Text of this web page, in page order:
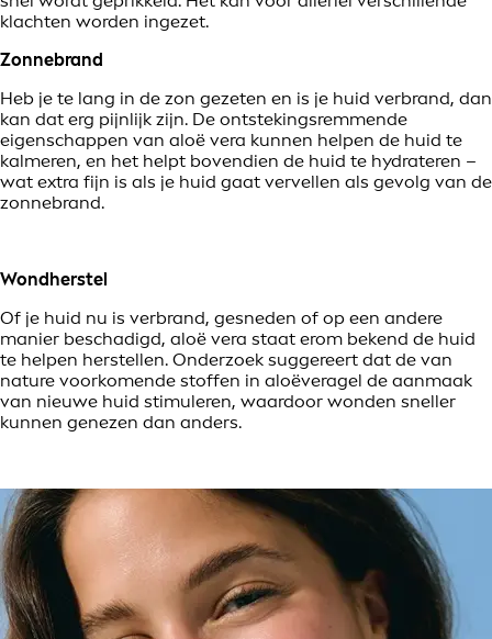
klachten worden ingezet.
Zonnebrand
Heb je te lang in de zon gezeten en is je huid verbrand, dan
kan dat erg pijnlijk zijn. De ontstekingsremmende
eigenschappen van aloë vera kunnen helpen de huid te
kalmeren, en het helpt bovendien de huid te hydrateren –
wat extra fijn is als je huid gaat vervellen als gevolg van de
zonnebrand.
Wondherstel
Of je huid nu is verbrand, gesneden of op een andere
manier beschadigd, aloë vera staat erom bekend de huid
te helpen herstellen. Onderzoek suggereert dat de van
nature voorkomende stoffen in aloëveragel de aanmaak
van nieuwe huid stimuleren, waardoor wonden sneller
kunnen genezen dan anders.